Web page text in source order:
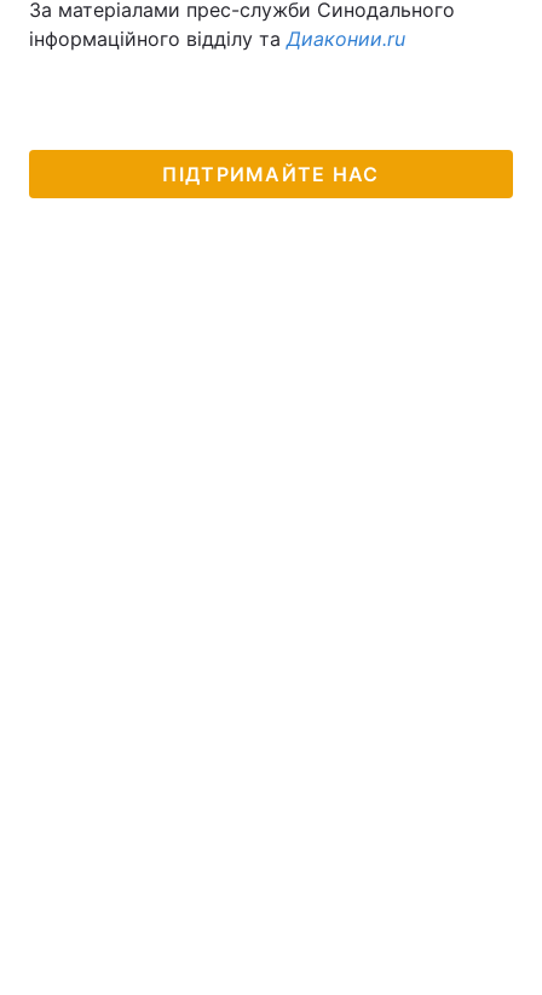
За матеріалами прес-служби Синодального
інформаційного відділу таДиаконии.ru
ПІДТРИМАЙТЕ НАС